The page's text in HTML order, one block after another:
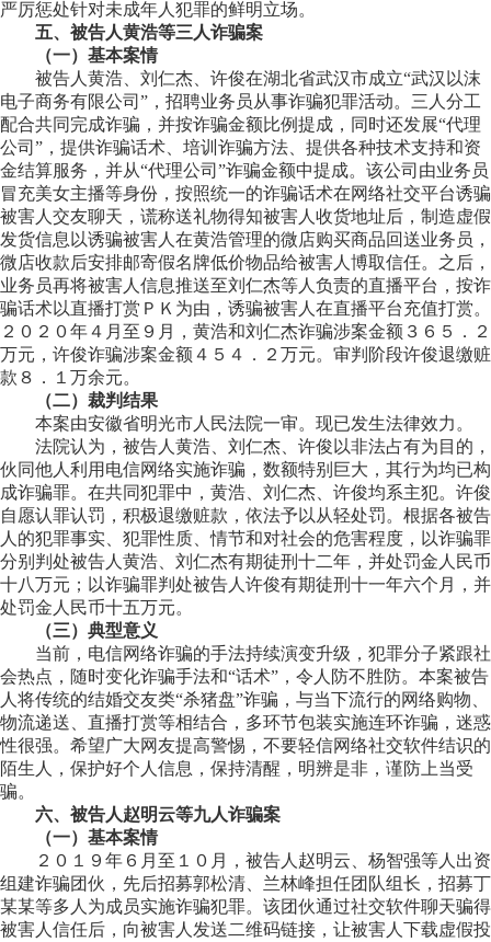
严厉惩处针对未成年人犯罪的鲜明立场。
五、被告人黄浩等三人诈骗案
（一）基本案情
被告人黄浩、刘仁杰、许俊在湖北省武汉市成立“武汉以沫
电子商务有限公司”，招聘业务员从事诈骗犯罪活动。三人分工
配合共同完成诈骗，并按诈骗金额比例提成，同时还发展“代理
公司”，提供诈骗话术、培训诈骗方法、提供各种技术支持和资
金结算服务，并从“代理公司”诈骗金额中提成。该公司由业务员
冒充美女主播等身份，按照统一的诈骗话术在网络社交平台诱骗
被害人交友聊天，谎称送礼物得知被害人收货地址后，制造虚假
发货信息以诱骗被害人在黄浩管理的微店购买商品回送业务员，
微店收款后安排邮寄假名牌低价物品给被害人博取信任。之后，
业务员再将被害人信息推送至刘仁杰等人负责的直播平台，按诈
骗话术以直播打赏ＰＫ为由，诱骗被害人在直播平台充值打赏。
２０２０年４月至９月，黄浩和刘仁杰诈骗涉案金额３６５．２
万元，许俊诈骗涉案金额４５４．２万元。审判阶段许俊退缴赃
款８．１万余元。
（二）裁判结果
本案由安徽省明光市人民法院一审。现已发生法律效力。
法院认为，被告人黄浩、刘仁杰、许俊以非法占有为目的，
伙同他人利用电信网络实施诈骗，数额特别巨大，其行为均已构
成诈骗罪。在共同犯罪中，黄浩、刘仁杰、许俊均系主犯。许俊
自愿认罪认罚，积极退缴赃款，依法予以从轻处罚。根据各被告
人的犯罪事实、犯罪性质、情节和对社会的危害程度，以诈骗罪
分别判处被告人黄浩、刘仁杰有期徒刑十二年，并处罚金人民币
十八万元；以诈骗罪判处被告人许俊有期徒刑十一年六个月，并
处罚金人民币十五万元。
（三）典型意义
当前，电信网络诈骗的手法持续演变升级，犯罪分子紧跟社
会热点，随时变化诈骗手法和“话术”，令人防不胜防。本案被告
人将传统的结婚交友类“杀猪盘”诈骗，与当下流行的网络购物、
物流递送、直播打赏等相结合，多环节包装实施连环诈骗，迷惑
性很强。希望广大网友提高警惕，不要轻信网络社交软件结识的
陌生人，保护好个人信息，保持清醒，明辨是非，谨防上当受
骗。
六、被告人赵明云等九人诈骗案
（一）基本案情
２０１９年６月至１０月，被告人赵明云、杨智强等人出资
组建诈骗团伙，先后招募郭松清、兰林峰担任团队组长，招募丁
某某等多人为成员实施诈骗犯罪。该团伙通过社交软件聊天骗得
被害人信任后，向被害人发送二维码链接，让被害人下载虚假投